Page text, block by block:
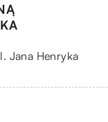
Jana Henryka